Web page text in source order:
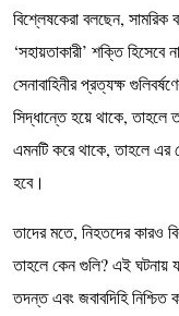
বিশ্লেষকেরা বলছেন,
‘সহায়তাকারী’ শক্তি
সেনাবাহিনীর প্রত্যক্ষ
সিদ্ধান্তে হয়ে থাকে, তাহলে
এমনটি করে থাকে, তাহলে
হবে।
তাদের মতে, নিহতদের কারও
তাহলে কেন গুলি? এই ঘটনায়
তদন্ত এবং জবাবদিহি নিশ্চিত